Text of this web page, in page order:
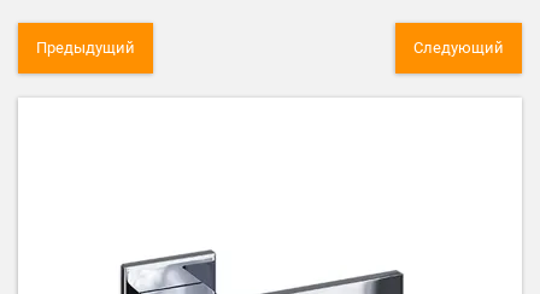
Предыдущий Следующий